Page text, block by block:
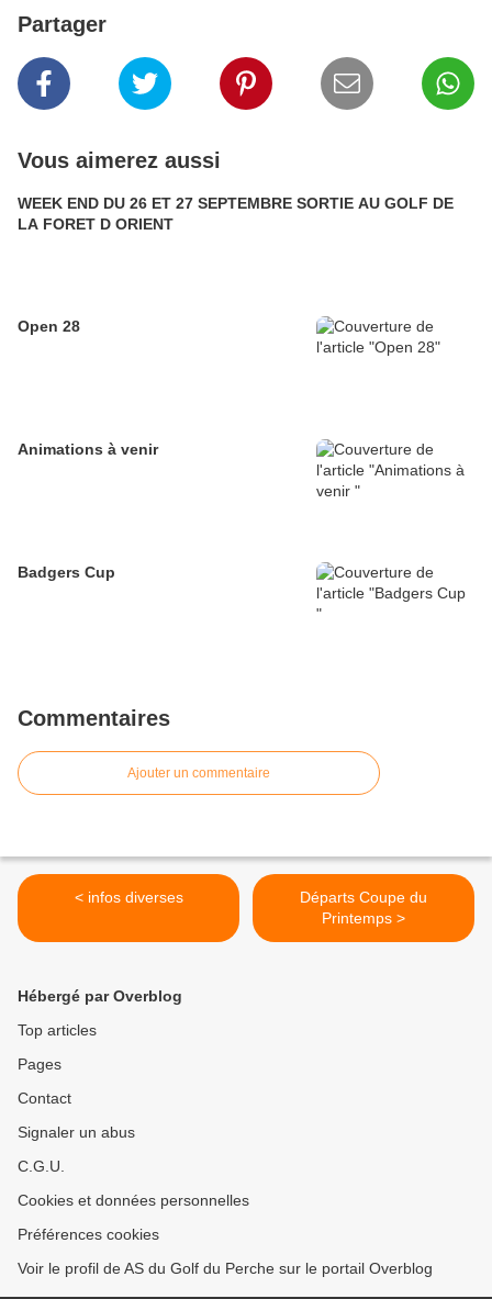
Partager
Vous aimerez aussi
WEEK END DU 26 ET 27 SEPTEMBRE SORTIE AU GOLF DE
LA FORET D ORIENT
Open 28
Animations à venir
Badgers Cup
Commentaires
Ajouter un commentaire
< infos diverses
Départs Coupe du
Printemps >
Hébergé par Overblog
Top articles
Pages
Contact
Signaler un abus
C.G.U.
Cookies et données personnelles
Préférences cookies
Voir le profil de AS du Golf du Perche sur le portail Overblog